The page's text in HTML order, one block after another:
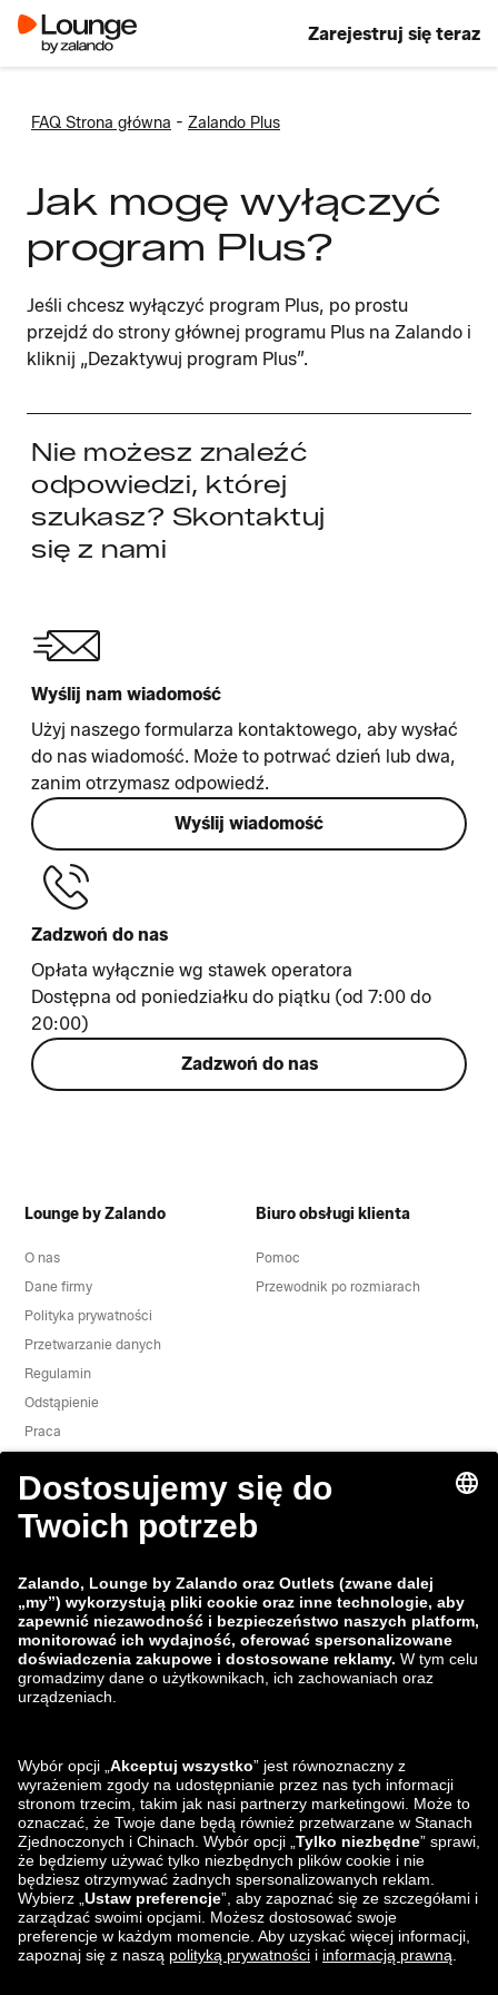
Zarejestruj się teraz
FAQ Strona główna - Zalando Plus
Jak mogę wyłączyć
program Plus?
Jeśli chcesz wyłączyć program Plus, po prostu
przejdź do strony głównej programu Plus na Zalando i
kliknij „Dezaktywuj program Plus”.
Nie możesz znaleźć
odpowiedzi, której
szukasz? Skontaktuj
się z nami
Wyślij nam wiadomość
Użyj naszego formularza kontaktowego, aby wysłać
do nas wiadomość. Może to potrwać dzień lub dwa,
zanim otrzymasz odpowiedź.
Wyślij wiadomość
Zadzwoń do nas
Opłata wyłącznie wg stawek operatora
Dostępna od poniedziałku do piątku (od 7:00 do
20:00)
Zadzwoń do nas
Lounge by Zalando
O nas
Dane firmy
Polityka prywatności
Przetwarzanie danych
Regulamin
Odstąpienie
Praca
Bezpieczeństwo Produktu
Biuro obsługi klienta
Pomoc
Przewodnik po rozmiarach
Grupa Zalando
Zalando
ABOUT YOU
Znajdziesz nas na
Wysyłka i nasi partnerzy
logistyczni
Aplikacja Lounge by Zalando